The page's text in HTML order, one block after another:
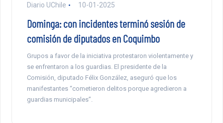
Diario UChile 10-01-2025
Dominga: con incidentes terminó sesión de
comisión de diputados en Coquimbo
Grupos a favor de la iniciativa protestaron violentamente y
se enfrentaron a los guardias. El presidente de la
Comisión, diputado Félix González, aseguró que los
manifestantes “cometieron delitos porque agredieron a
guardias municipales”.